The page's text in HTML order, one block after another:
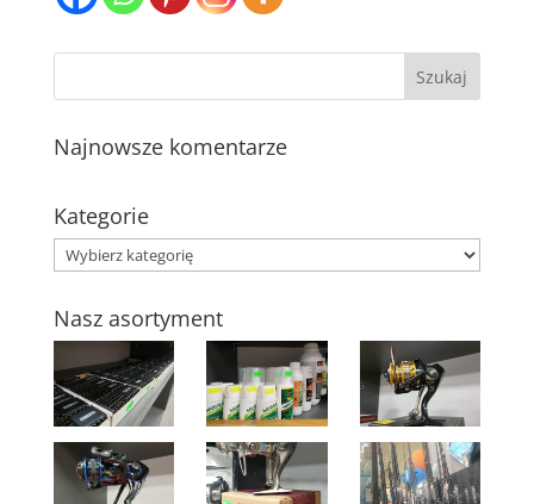
Najnowsze komentarze
Kategorie
Kategorie
Nasz asortyment